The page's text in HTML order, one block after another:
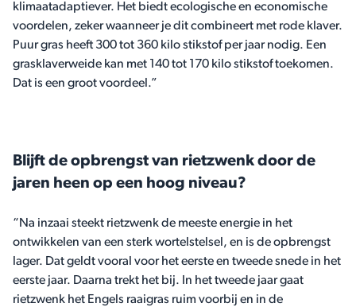
klimaatadaptiever. Het biedt ecologische en economische
voordelen, zeker waanneer je dit combineert met rode klaver.
Puur gras heeft 300 tot 360 kilo stikstof per jaar nodig. Een
grasklaverweide kan met 140 tot 170 kilo stikstof toekomen.
Dat is een groot voordeel.”
Blijft de opbrengst van rietzwenk door de
jaren heen op een hoog niveau?
“Na inzaai steekt rietzwenk de meeste energie in het
ontwikkelen van een sterk wortelstelsel, en is de opbrengst
lager. Dat geldt vooral voor het eerste en tweede snede in het
eerste jaar. Daarna trekt het bij. In het tweede jaar gaat
rietzwenk het Engels raaigras ruim voorbij en in de